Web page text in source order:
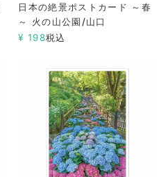
日本の絶景ポストカード ～春
～ 火の山公園/山口
¥ 198税込